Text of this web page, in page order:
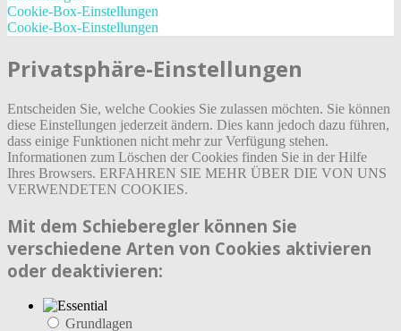
Cookie-Box-Einstellungen
Cookie-Box-Einstellungen
Privatsphäre-Einstellungen
Entscheiden Sie, welche Cookies Sie zulassen möchten. Sie können
diese Einstellungen jederzeit ändern. Dies kann jedoch dazu führen,
dass einige Funktionen nicht mehr zur Verfügung stehen.
Informationen zum Löschen der Cookies finden Sie in der Hilfe
Ihres Browsers. ERFAHREN SIE MEHR ÜBER DIE VON UNS
VERWENDETEN COOKIES.
Mit dem Schieberegler können Sie
verschiedene Arten von Cookies aktivieren
oder deaktivieren:
Grundlagen